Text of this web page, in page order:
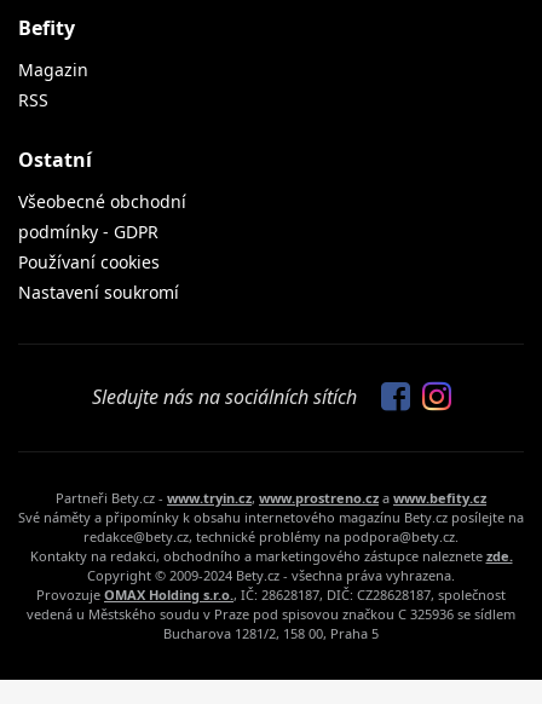
Befity
Magazin
RSS
Ostatní
Všeobecné obchodní
podmínky - GDPR
Používaní cookies
Nastavení soukromí
Sledujte nás na sociálních sítích
Partneři Bety.cz - www.tryin.cz, www.prostreno.cz a www.befity.cz
Své náměty a připomínky k obsahu internetového magazínu Bety.cz posílejte na
redakce@bety.cz, technické problémy na podpora@bety.cz.
Kontakty na redakci, obchodního a marketingového zástupce naleznete zde.
Copyright © 2009-2024 Bety.cz - všechna práva vyhrazena.
Provozuje OMAX Holding s.r.o., IČ: 28628187, DIČ: CZ28628187, společnost
vedená u Městského soudu v Praze pod spisovou značkou C 325936 se sídlem
Bucharova 1281/2, 158 00, Praha 5